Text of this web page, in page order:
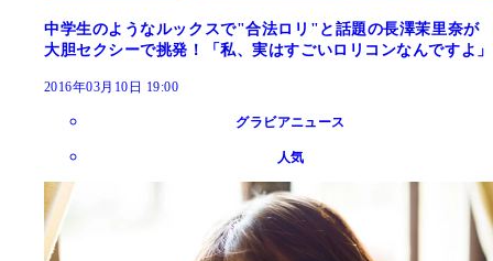
中学生のようなルックスで"合法ロリ"と話題の長澤茉里奈が
大胆セクシーで挑発！「私、実はすごいロリコンなんですよ」
2016年03月10日 19:00
グラビアニュース
人気